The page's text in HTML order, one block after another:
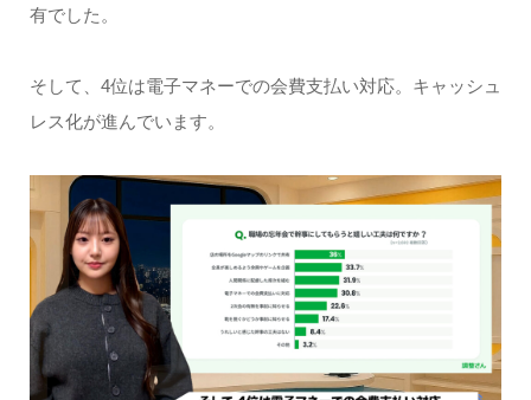
有でした。
そして、4位は電子マネーでの会費支払い対応。キャッシュ
レス化が進んでいます。